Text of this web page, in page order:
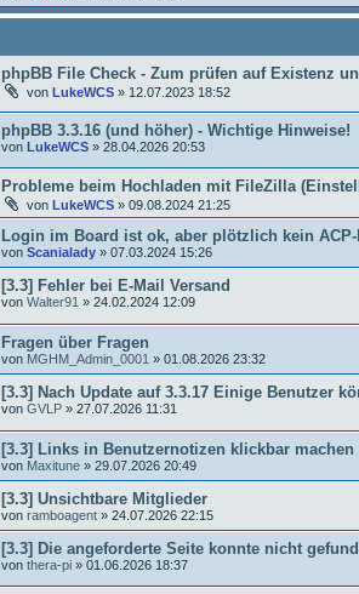
phpBB File Check - Zum prüfen auf Existenz
von LukeWCS » 12.07.2023 18:52
phpBB 3.3.16 (und höher) - Wichtige Hinweise!
von LukeWCS » 28.04.2026 20:53
Probleme beim Hochladen mit FileZilla
von LukeWCS » 09.08.2024 21:25
Login im Board ist ok, aber plötzlich kein
von Scanialady » 07.03.2024 15:26
[3.3] Fehler bei E-Mail Versand
von Walter91 » 24.02.2024 12:09
Fragen über Fragen
von MGHM_Admin_0001 » 01.08.2026 23:32
[3.3] Nach Update auf 3.3.17 Einige Benutzer
von GVLP » 27.07.2026 11:31
[3.3] Links in Benutzernotizen klickbar machen
von Maxitune » 29.07.2026 20:49
[3.3] Unsichtbare Mitglieder
von ramboagent » 24.07.2026 22:15
[3.3] Die angeforderte Seite konnte nicht
von thera-pi » 01.06.2026 18:37